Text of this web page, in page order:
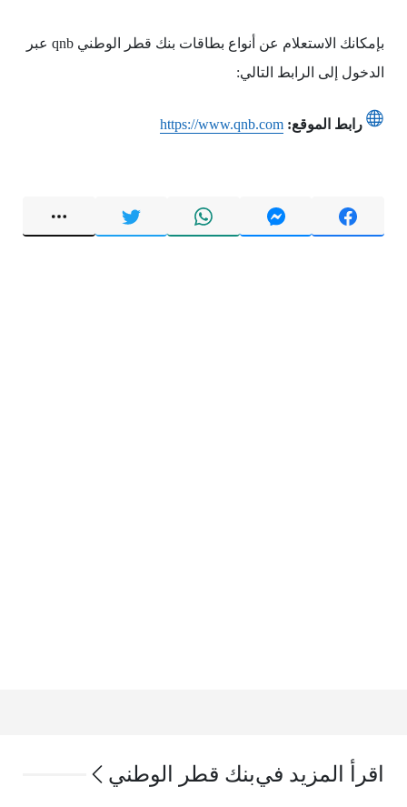
بإمكانك الاستعلام عن أنواع بطاقات بنك قطر الوطني ‏qnb عبر
الدخول إلى الرابط التالي:
رابط الموقع: https://www.qnb.com
اقرأ المزيد فيبنك قطر الوطني